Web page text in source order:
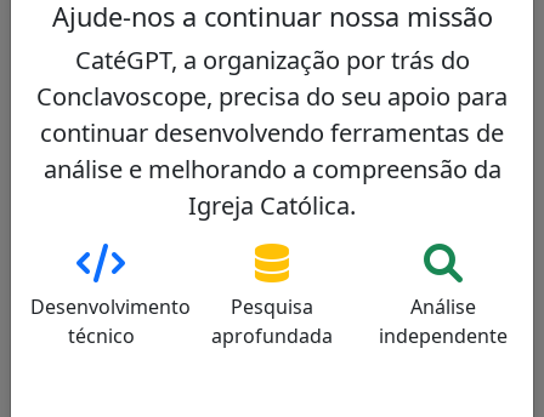
visão pastoral para esperar ser eleito. (Stephen
Brislin)
Para aprofundar:
Stephen Brislin: A Cardinal for the New South Africa
Cardinal Brislin's Role in the Upcoming Conclave
Is Cardinal Brislin an African papabile?
Brislin: A Bridge Between Continents
Avaliação Detalhada por Critério
Ajude-nos a continuar nossa missão
CatéGPT, a organização por trás do
Conclavoscope, precisa do seu apoio para
continuar desenvolvendo ferramentas de
análise e melhorando a compreensão da
Igreja Católica.
Desenvolvimento
técnico
Pesquisa
aprofundada
Análise
independente